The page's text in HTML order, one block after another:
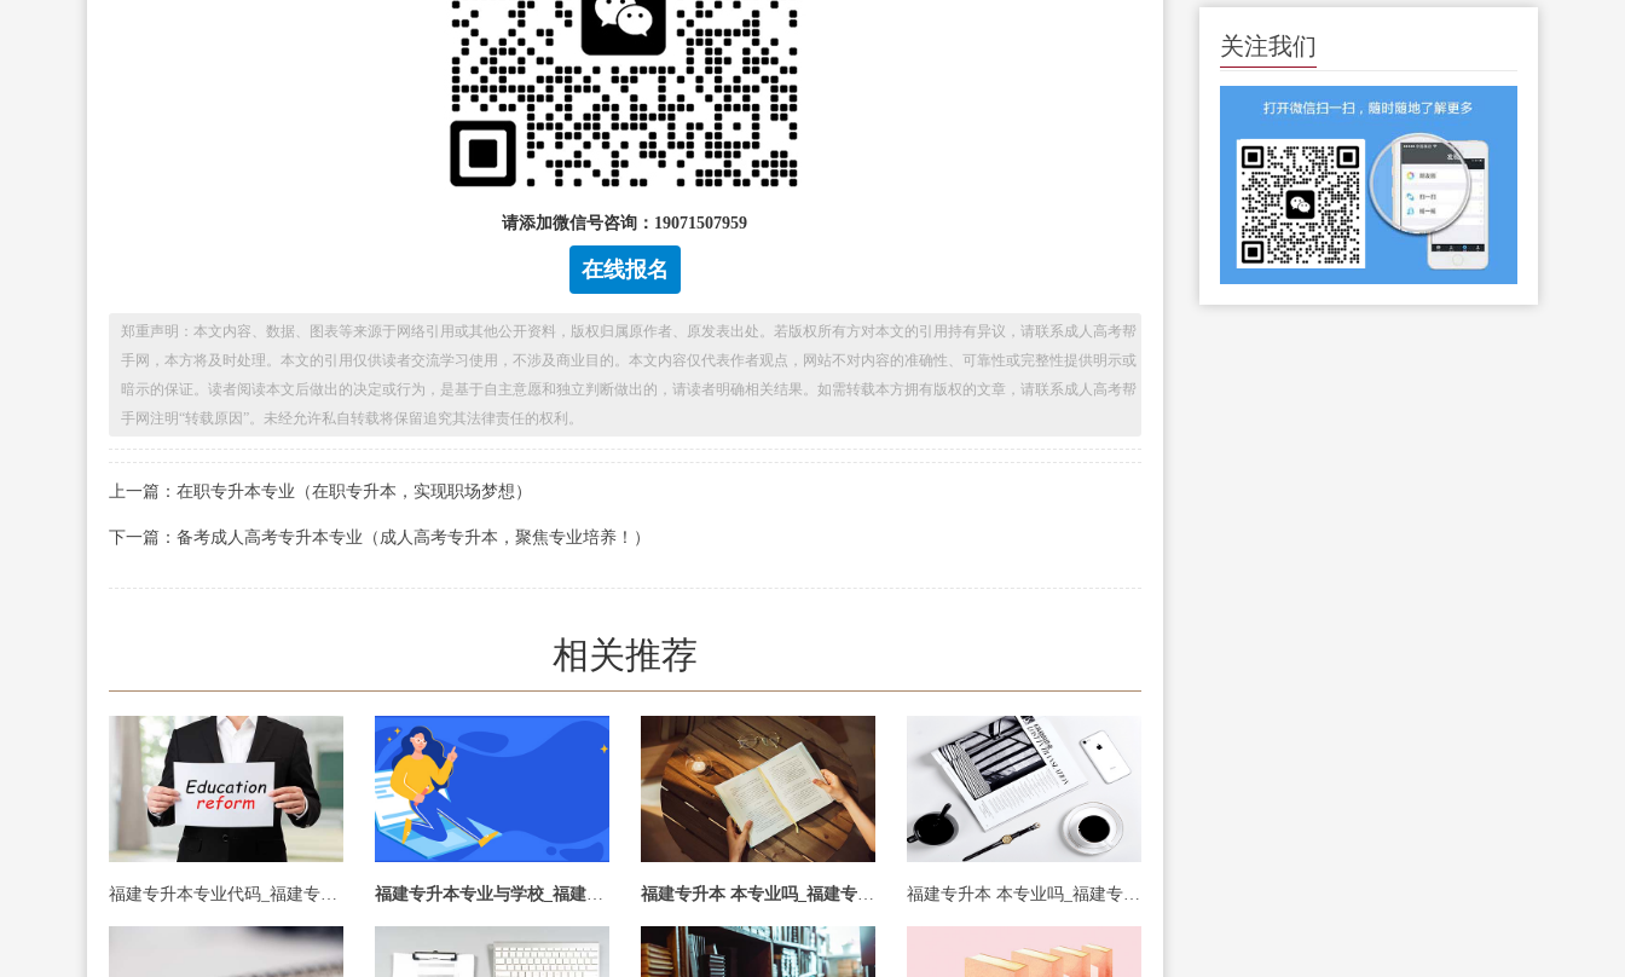
请添加微信号咨询：19071507959
在线报名
郑重声明：本文内容、数据、图表等来源于网络引用或其他公开资料，版权归属原作者、原发表出处。若版权所有方对本文的引用持有异议，请联系成人高考帮
手网，本方将及时处理。本文的引用仅供读者交流学习使用，不涉及商业目的。本文内容仅代表作者观点，网站不对内容的准确性、可靠性或完整性提供明示或
暗示的保证。读者阅读本文后做出的决定或行为，是基于自主意愿和独立判断做出的，请读者明确相关结果。如需转载本方拥有版权的文章，请联系成人高考帮
手网注明“转载原因”。未经允许私自转载将保留追究其法律责任的权利。
上一篇：在职专升本专业（在职专升本，实现职场梦想）
下一篇：备考成人高考专升本专业（成人高考专升本，聚焦专业培养！）
相关推荐
福建专升本专业代码_福建专升本专业代码查询 福建专升本专业与学校_福建专升本专业与学校有关吗 福建专升本 本专业吗_福建专升本 本专业吗可以选吗 福建专升本 本专业吗_福建专升本 本专业吗可以选吗
关注我们